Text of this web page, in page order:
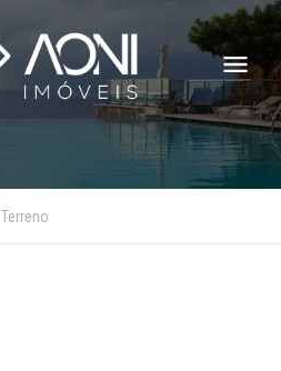
Terreno